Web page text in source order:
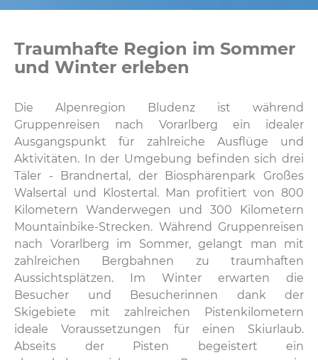
Traumhafte Region im Sommer
und Winter erleben
Die Alpenregion Bludenz ist während
Gruppenreisen nach Vorarlberg ein idealer
Ausgangspunkt für zahlreiche Ausflüge und
Aktivitäten. In der Umgebung befinden sich drei
Täler - Brandnertal, der Biosphärenpark Großes
Walsertal und Klostertal. Man profitiert von 800
Kilometern Wanderwegen und 300 Kilometern
Mountainbike-Strecken. Während Gruppenreisen
nach Vorarlberg im Sommer, gelangt man mit
zahlreichen Bergbahnen zu traumhaften
Aussichtsplätzen. Im Winter erwarten die
Besucher und Besucherinnen dank der
Skigebiete mit zahlreichen Pistenkilometern
ideale Voraussetzungen für einen Skiurlaub.
Abseits der Pisten begeistert ein